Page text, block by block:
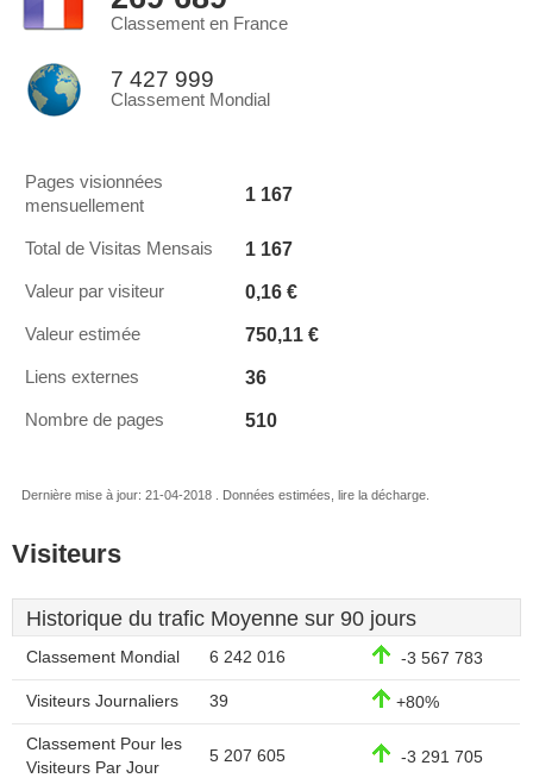
Classement en France
7 427 999
Classement Mondial
Pages visionnées
mensuellement
1 167
Total de Visitas Mensais 1 167
Valeur par visiteur 0,16 €
Valeur estimée 750,11 €
Liens externes 36
Nombre de pages 510
Dernière mise à jour: 21-04-2018 . Données estimées, lire la décharge.
Visiteurs
Historique du trafic Moyenne sur 90 jours
Classement Mondial 6 242 016 -3 567 783
Visiteurs Journaliers 39 +80%
Classement Pour les
Visiteurs Par Jour
5 207 605 -3 291 705